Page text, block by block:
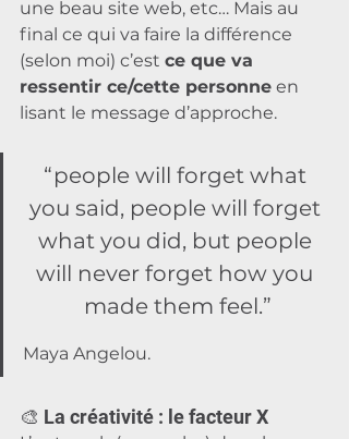
une beau site web, etc… Mais au
final ce qui va faire la différence
(selon moi) c’est ce que va
ressentir ce/cette personne en
lisant le message d’approche.
“people will forget what
you said, people will forget
what you did, but people
will never forget how you
made them feel.”
Maya Angelou.
🎨 La créativité : le facteur X